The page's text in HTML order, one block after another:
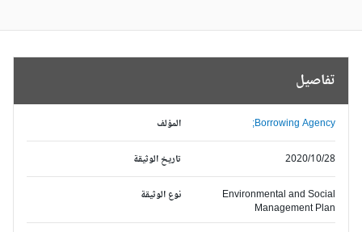
تفاصيل
المؤلف Borrowing Agency;
تاريخ الوثيقة 2020/10/28
نوع الوثيقة
Environmental and Social
Management Plan